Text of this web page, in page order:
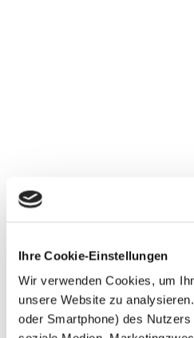
Ihre Cookie-Einstellungen
Wir verwenden Cookies, um
unsere Website zu
oder Smartphone) des